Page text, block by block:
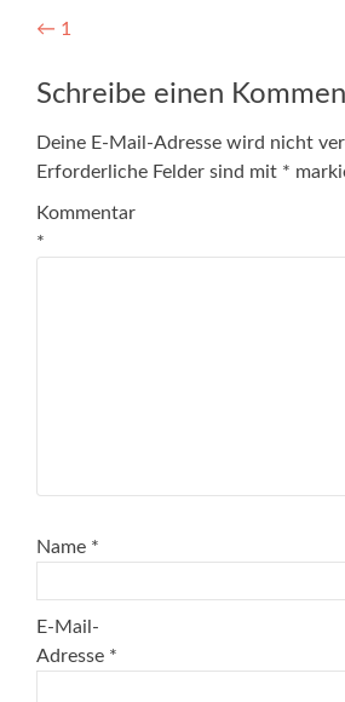
Artikel-
Navigation
← 1
Schreibe einen
Deine E-Mail-Adresse wird nicht
Erforderliche Felder sind mit *
Kommentar
*
Name *
E-Mail-
Adresse *